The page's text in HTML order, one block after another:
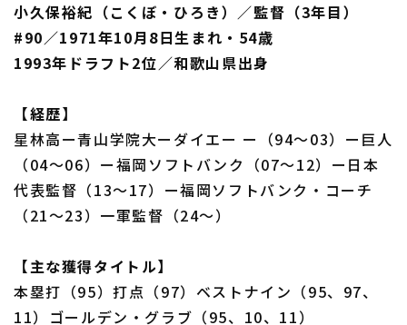
小久保裕紀（こくぼ・ひろき）／監督（3年目）
#90／1971年10月8日生まれ・54歳
1993年ドラフト2位／和歌山県出身
【経歴】
星林高ー青山学院大ーダイエー ー（94～03）ー巨人
（04～06）ー福岡ソフトバンク（07～12）ー日本
代表監督（13～17）ー福岡ソフトバンク・コーチ
（21～23）一軍監督（24～）
【主な獲得タイトル】
本塁打（95）打点（97）ベストナイン（95、97、
11）ゴールデン・グラブ（95、10、11）